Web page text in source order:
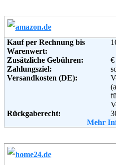
Weitere Zahlungsmethoden:
Adresse:
Telefon:
Informationen:
Kauf per Rechnung bis
Warenwert:
Zusätzliche Gebühren:
€
Zahlungsziel:
Versandkosten (DE):
Rückgaberecht:
Weitere Zahlungsmethoden:
Mehr